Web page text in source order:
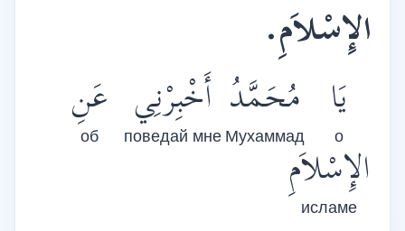
الإِسْلاَمِ.
يَا
о
مُحَمَّدُ
Мухаммад
أَخْبِرْنِي
поведай мне
عَنِ
об
الإِسْلاَمِ
исламе